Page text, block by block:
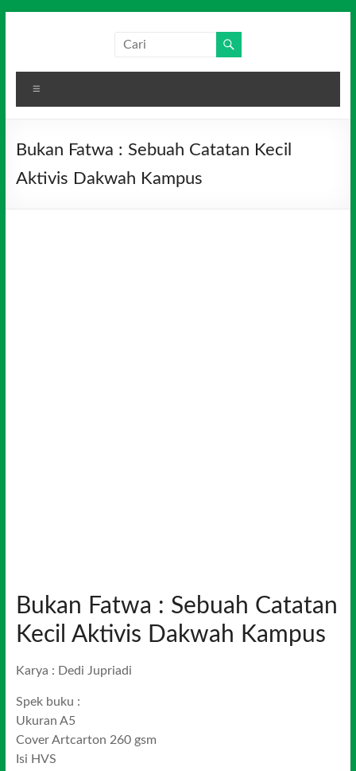
Media
Indonesia
Bukan Fatwa : Sebuah Catatan Kecil
Aktivis Dakwah Kampus
Bukan Fatwa : Sebuah Catatan
Kecil Aktivis Dakwah Kampus
Karya : Dedi Jupriadi
Spek buku :
Ukuran A5
Cover Artcarton 260 gsm
Isi HVS